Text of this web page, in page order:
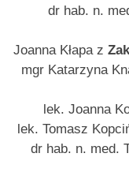
dr hab. n.
Joanna Kłapa z
mgr Katarzyna
lek. Joanna
lek. Tomasz
dr hab. n. med.